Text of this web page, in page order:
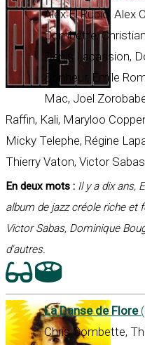
Alex El Rubio, Alex
Combette,
Denis Lapassion,
Bonheur, Emile
Mac, Joel
Raffin, Kali, Maryloo
Micky Telephe, Régine
Thierry Vaton, Victor Sabas
En deux mots : Il y a dix ans,
album de jazz créole riche et
Victor Sabas, Dominique
d'autres.
La Danse de Flore
Chris Combette,